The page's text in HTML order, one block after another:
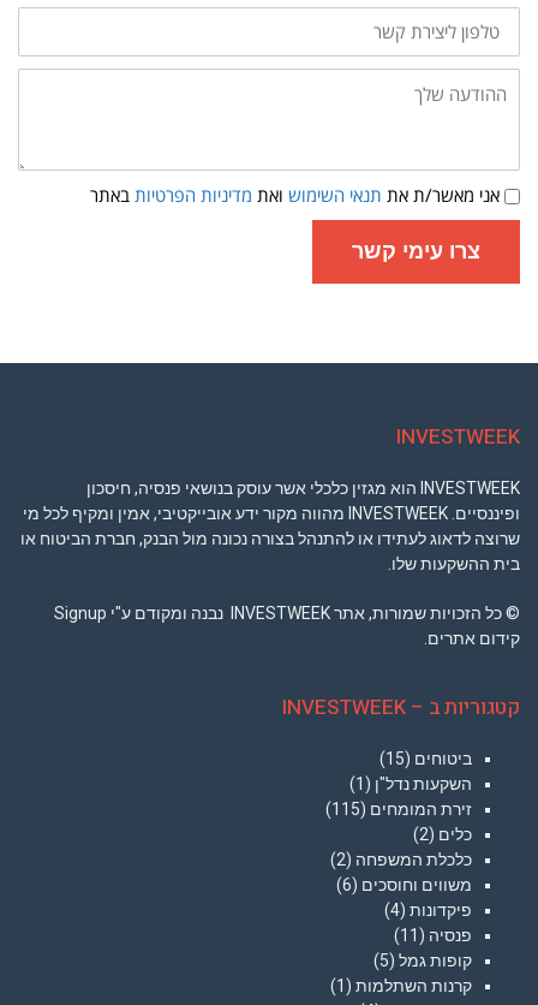
טלפון
ליצירת
קשר
ההודעה
שלך:
תנאי
שימוש
ומדיניות
פרטיות
אני מאשר/ת את תנאי השימוש ואת מדיניות הפרטיות באתר
צרו עימי קשר
INVESTWEEK
INVESTWEEK הוא מגזין כלכלי אשר עוסק בנושאי פנסיה, חיסכון
ופיננסיים. INVESTWEEK מהווה מקור ידע אובייקטיבי, אמין ומקיף לכל מי
שרוצה לדאוג לעתידו או להתנהל בצורה נכונה מול הבנק, חברת הביטוח או
בית ההשקעות שלו.
© כל הזכויות שמורות, אתר INVESTWEEK נבנה ומקודם ע"י Signup
קידום אתרים.
קטגוריות ב – INVESTWEEK
ביטוחים (15)
השקעות נדל"ן (1)
זירת המומחים (115)
כלים (2)
כלכלת המשפחה (2)
משווים וחוסכים (6)
פיקדונות (4)
פנסיה (11)
קופות גמל (5)
קרנות השתלמות (1)